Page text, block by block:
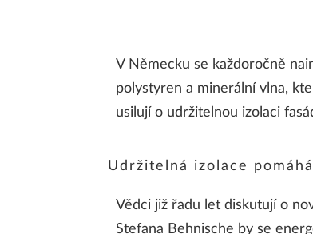
V Německu se každoročně
polystyren a minerální vlna,
usilují o udržitelnou izolaci
Udržitelná izolace
Vědci již řadu let diskutují o
Stefana Behnische by se